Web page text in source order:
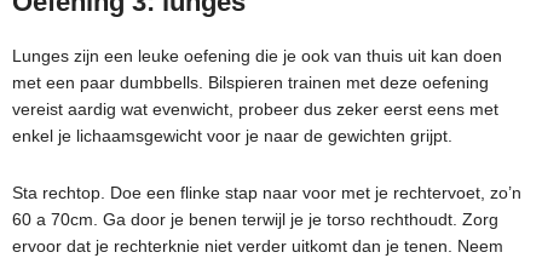
Lunges zijn een leuke oefening die je ook van thuis uit kan doen
met een paar dumbbells. Bilspieren trainen met deze oefening
vereist aardig wat evenwicht, probeer dus zeker eerst eens met
enkel je lichaamsgewicht voor je naar de gewichten grijpt.
Sta rechtop. Doe een flinke stap naar voor met je rechtervoet, zo’n
60 a 70cm. Ga door je benen terwijl je je torso rechthoudt. Zorg
ervoor dat je rechterknie niet verder uitkomt dan je tenen. Neem